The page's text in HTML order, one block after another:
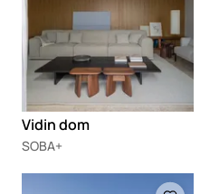
Vidin dom
SOBA+